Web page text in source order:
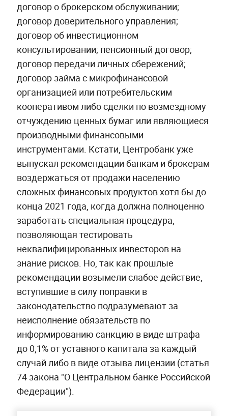
договор о брокерском обслуживании;
договор доверительного управления;
договор об инвестиционном
консультировании; пенсионный договор;
договор передачи личных сбережений;
договор займа с микрофинансовой
организацией или потребительским
кооперативом либо сделки по возмездному
отчуждению ценных бумаг или являющиеся
производными финансовыми
инструментами. Кстати, Центробанк уже
выпускал рекомендации банкам и брокерам
воздержаться от продажи населению
сложных финансовых продуктов хотя бы до
конца 2021 года, когда должна полноценно
заработать специальная процедура,
позволяющая тестировать
неквалифицированных инвесторов на
знание рисков. Но, так как прошлые
рекомендации возымели слабое действие,
вступившие в силу поправки в
законодательство подразумевают за
неисполнение обязательств по
информированию санкцию в виде штрафа
до 0,1% от уставного капитала за каждый
случай либо в виде отзыва лицензии (статья
74 закона "О Центральном банке Российской
Федерации").